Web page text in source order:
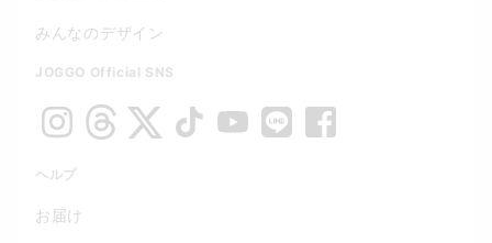
みんなのデザイン
JOGGO Official SNS
ヘルプ
お届け